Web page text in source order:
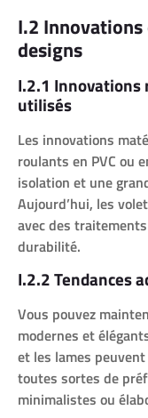
I.2
designs
I.2.1 Innovations
utilisés
Les innovations
roulants en PVC ou
isolation et une
Aujourd’hui, les
avec des
durabilité.
I.2.2 Tendances
Vous pouvez
modernes et
et les lames
toutes sortes de
minimalistes ou